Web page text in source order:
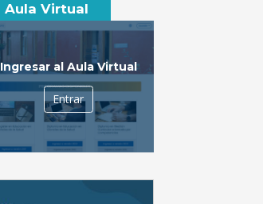
Aula Virtual
Ingresar al Aula Virtual
Entrar